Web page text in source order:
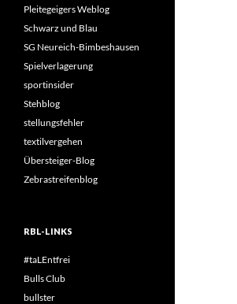
Pleitegeigers Weblog
Schwarz und Blau
SG Neureich-Bimbeshausen
Spielverlagerung
sportinsider
Stehblog
stellungsfehler
textilvergehen
Übersteiger-Blog
Zebrastreifenblog
RBL-LINKS
#taLEntfrei
Bulls Club
bullster